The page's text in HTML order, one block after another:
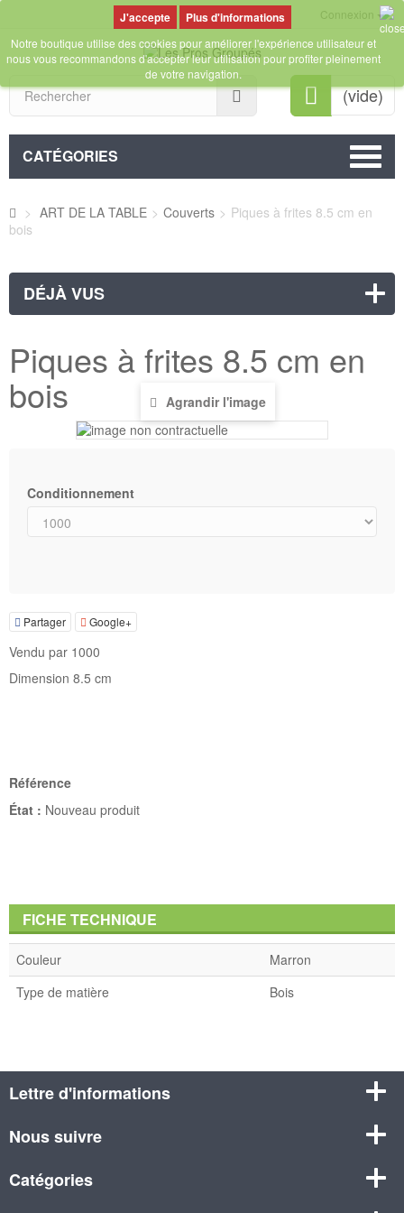
Connexion
Rechercher (vide)
CATÉGORIES
Plus d'informations
Notre boutique utilise des cookies pour améliorer l'expérience utilisateur et
nous vous recommandons d'accepter leur utilisation pour profiter pleinement
de votre navigation.
> ART DE LA TABLE > Couverts > Piques à frites 8.5 cm en
bois
DÉJÀ VUS
Piques à frites 8.5 cm en
bois Agrandir l'image
Conditionnement
Partager Google+
Vendu par 1000
Dimension 8.5 cm
Référence
État : Nouveau produit
FICHE TECHNIQUE
Couleur
Marron
Type de matière
Bois
Lettre d'informations
Nous suivre
Catégories